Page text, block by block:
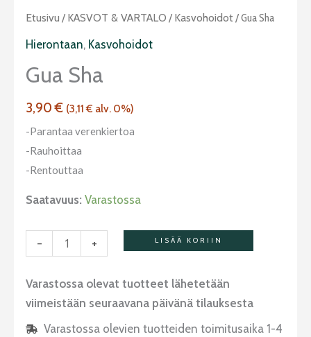
Etusivu / KASVOT & VARTALO / Kasvohoidot/ Gua Sha
Hierontaan, Kasvohoidot
Gua Sha
3,90€ (3,11€ alv. 0%)
-Parantaa verenkiertoa
-Rauhoittaa
-Rentouttaa
Saatavuus: Varastossa
-
Gua
sha
+ LISÄÄ KORIIN
Varastossa olevat tuotteet lähetetään
viimeistään seuraavana päivänä tilauksesta
Varastossa olevien tuotteiden toimitusaika 1-4